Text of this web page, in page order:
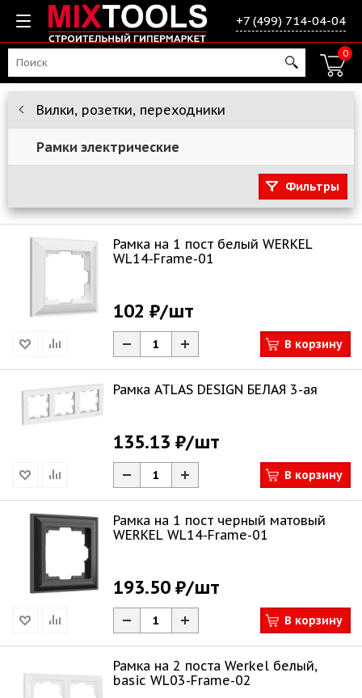
+7 (499) 714-04-04
0
Вилки, розетки, переходники
Рамки электрические
Фильтры
Рамка на 1 пост белый WERKEL
WL14-Frame-01
102 ₽/шт
В корзину
Рамка ATLAS DESIGN БЕЛАЯ 3-ая
135.13 ₽/шт
В корзину
Рамка на 1 пост черный матовый
WERKEL WL14-Frame-01
193.50 ₽/шт
В корзину
Рамка на 2 поста Werkel белый,
basic WL03-Frame-02